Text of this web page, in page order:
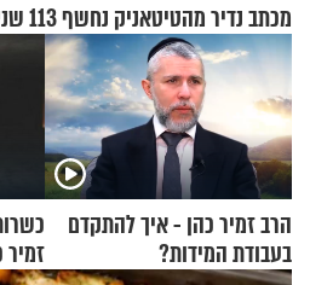
מכתב נדיר מהטיטאניק נחשף 113 שנים אחרי האסון
הרב זמיר כהן - איך להתקדם
בעבודת המידות?
זמיר